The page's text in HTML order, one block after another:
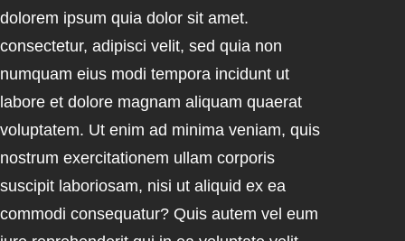
dolorem ipsum quia dolor sit amet.
consectetur, adipisci velit, sed quia non
numquam eius modi tempora incidunt ut
labore et dolore magnam aliquam quaerat
voluptatem. Ut enim ad minima veniam, quis
nostrum exercitationem ullam corporis
suscipit laboriosam, nisi ut aliquid ex ea
commodi consequatur? Quis autem vel eum